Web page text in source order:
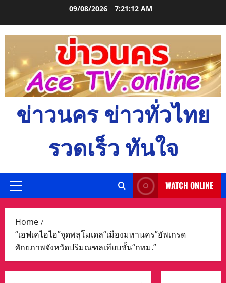
09/08/2026 7:21:14 AM
ข่าวนคร ข่าวทั่วไทย
รวดเร็ว ทันใจ
Primary
WATCH ONLINE
Home
“เอฟเคไอไอ”จุดพลุโมเดล“เมืองมหานคร”อัพเกรด
ศักยภาพจังหวัดปริมณฑลเทียบชั้น“กทม.”